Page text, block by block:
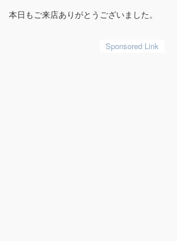
本日もご来店ありがとうございました。